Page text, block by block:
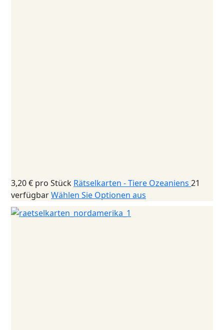
3,20 € pro Stück Rätselkarten - Tiere Ozeaniens 21
verfügbarWählen Sie Optionen aus